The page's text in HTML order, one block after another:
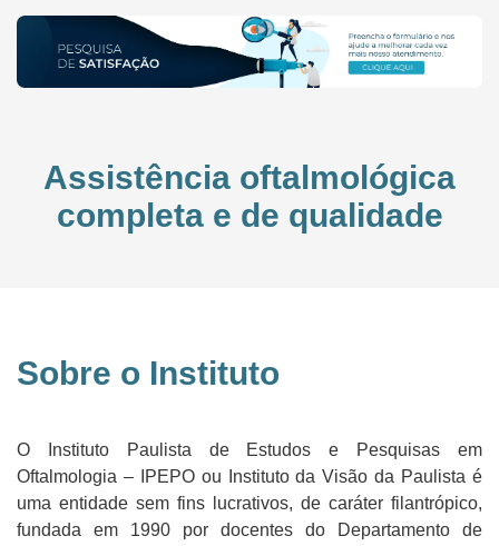
Assistência oftalmológica
completa e de qualidade
Sobre o Instituto
O Instituto Paulista de Estudos e Pesquisas em
Oftalmologia – IPEPO ou Instituto da Visão da Paulista é
uma entidade sem fins lucrativos, de caráter filantrópico,
fundada em 1990 por docentes do Departamento de